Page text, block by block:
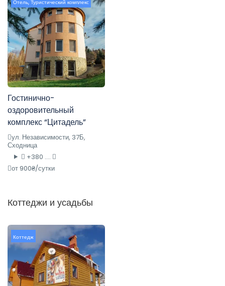
Отель, Туристический комплекс
Гостинично-
оздоровительный
комплекс “Цитадель”
ул. Независимости, 37Б,
Сходница
+380 ....
от 900₴/сутки
Коттеджи и усадьбы
Коттедж